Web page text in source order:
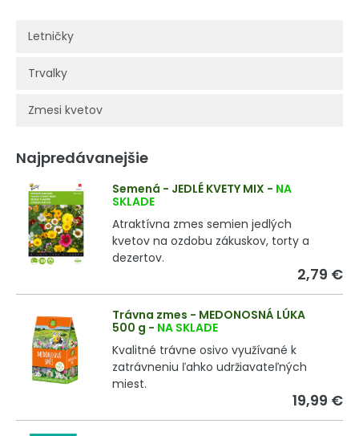
Letničky
Trvalky
Zmesi kvetov
Najpredávanejšie
Semená - JEDLÉ KVETY MIX - NA
SKLADE
Atraktívna zmes semien jedlých
kvetov na ozdobu zákuskov, torty a
dezertov.
2,79 €
Trávna zmes - MEDONOSNÁ LÚKA
500 g - NA SKLADE
Kvalitné trávne osivo využívané k
zatrávneniu ľahko udržiavateľných
miest.
19,99 €